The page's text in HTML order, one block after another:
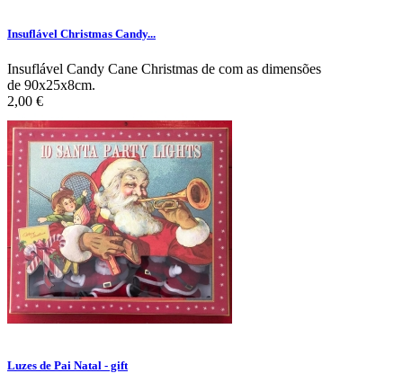
Insuflável Christmas Candy...
Insuflável Candy Cane Christmas de com as dimensões
de 90x25x8cm.
2,00 €
Luzes de Pai Natal - gift